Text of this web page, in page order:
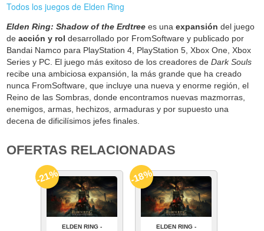
Todos los juegos de Elden Ring
Elden Ring: Shadow of the Erdtree es unaexpansión del juego
deacción y rol desarrollado por FromSoftware y publicado por
Bandai Namco para PlayStation 4, PlayStation 5, Xbox One, Xbox
Series y PC. El juego más exitoso de los creadores deDark Souls
recibe una ambiciosa expansión, la más grande que ha creado
nunca FromSoftware, que incluye una nueva y enorme región, el
Reino de las Sombras, donde encontramos nuevas mazmorras,
enemigos, armas, hechizos, armaduras y por supuesto una
decena de dificilísimos jefes finales.
OFERTAS RELACIONADAS
ELDEN RING -
-21%
ELDEN RING -
-18%